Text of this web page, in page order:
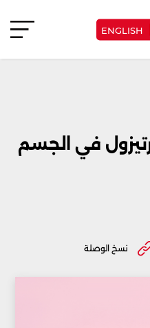
ENGLISH
في الجسم
نسخ الوصلة